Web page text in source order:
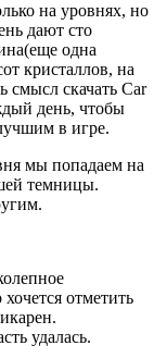
на уровнях, но
дают сто
одна
кристаллов, на
смысл скачать Car
день, чтобы
в игре.
мы попадаем на
темницы.
отметить
удалась.